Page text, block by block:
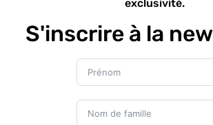
exclusivité.
S'inscrire à la